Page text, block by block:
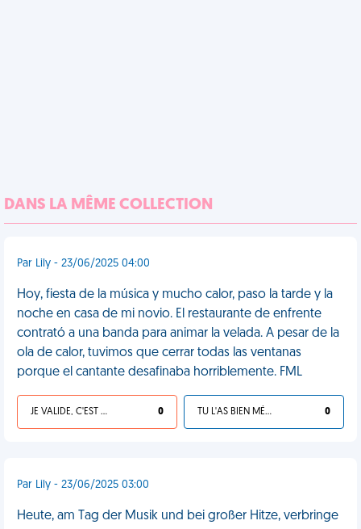
DANS LA MÊME COLLECTION
Par Lily - 23/06/2025 04:00
Hoy, fiesta de la música y mucho calor, paso la tarde y la
noche en casa de mi novio. El restaurante de enfrente
contrató a una banda para animar la velada. A pesar de la
ola de calor, tuvimos que cerrar todas las ventanas
porque el cantante desafinaba horriblemente. FML
JE VALIDE, C'EST UNE VDM 0 TU L'AS BIEN MÉRITÉ 0
Par Lily - 23/06/2025 03:00
Heute, am Tag der Musik und bei großer Hitze, verbringe